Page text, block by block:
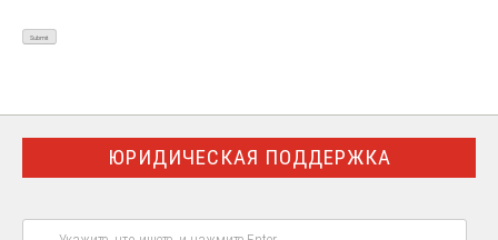
ЮРИДИЧЕСКАЯ ПОДДЕРЖКА